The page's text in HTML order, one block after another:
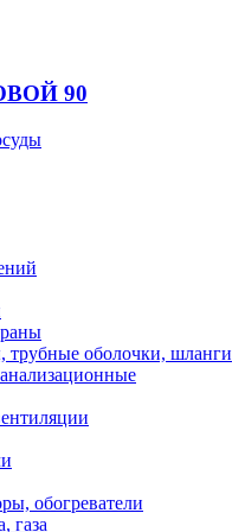
90
оболочки, шланги
обогреватели
газа